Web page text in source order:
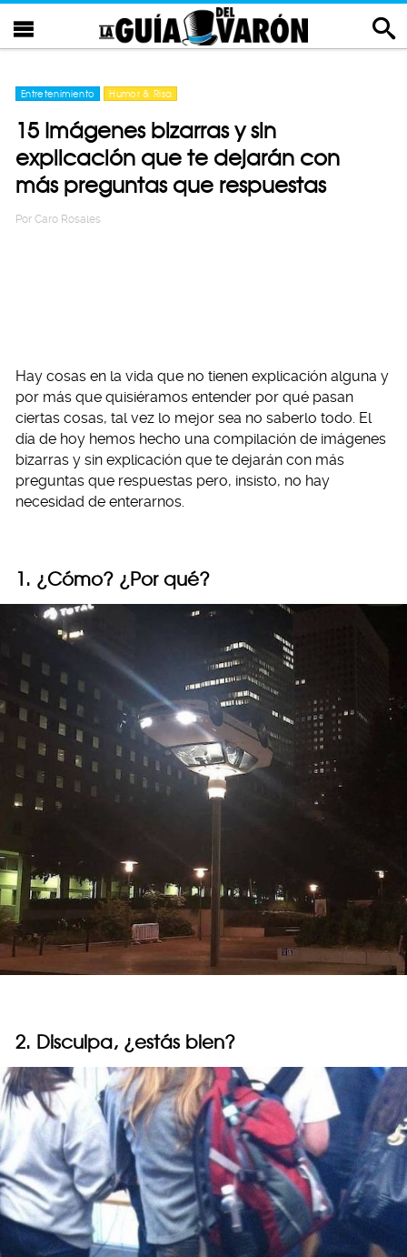
Entretenimiento Humor & Risa
15 Imágenes bizarras y sin
explicación que te dejarán con
más preguntas que respuestas
Por Caro Rosales
Hay cosas en la vida que no tienen explicación alguna y
por más que quisiéramos entender por qué pasan
ciertas cosas, tal vez lo mejor sea no saberlo todo. El
día de hoy hemos hecho una compilación de imágenes
bizarras y sin explicación que te dejarán con más
preguntas que respuestas pero, insisto, no hay
necesidad de enterarnos.
1. ¿Cómo? ¿Por qué?
2. Disculpa, ¿estás bien?